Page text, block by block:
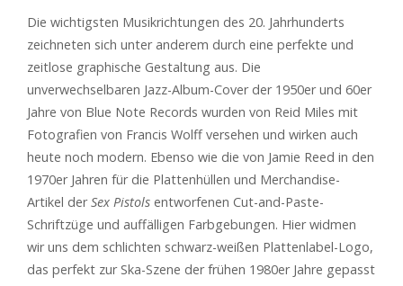
Die wichtigsten Musikrichtungen des 20. Jahrhunderts
zeichneten sich unter anderem durch eine perfekte und
zeitlose graphische Gestaltung aus. Die
unverwechselbaren Jazz-Album-Cover der 1950er und 60er
Jahre von Blue Note Records wurden von Reid Miles mit
Fotografien von Francis Wolff versehen und wirken auch
heute noch modern. Ebenso wie die von Jamie Reed in den
1970er Jahren für die Plattenhüllen und Merchandise-
Artikel derSex Pistols entworfenen Cut-and-Paste-
Schriftzüge und auffälligen Farbgebungen. Hier widmen
wir uns dem schlichten schwarz-weißen Plattenlabel-Logo,
das perfekt zur Ska-Szene der frühen 1980er Jahre gepasst